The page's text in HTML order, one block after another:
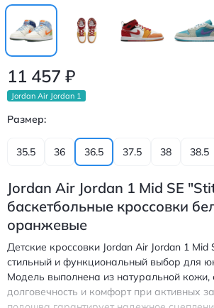
11 457 ₽
Jordan Air Jordan 1
Размер:
35.5 36 36.5 37.5 38 38.5
Jordan Air Jordan 1 Mid SE
баскетбольные кроссовки
оранжевые
Детские кроссовки Jordan Air Jordan 1
стильный и функциональный выбор для
Модель выполнена из натуральной
долговечность и комфорт при активных